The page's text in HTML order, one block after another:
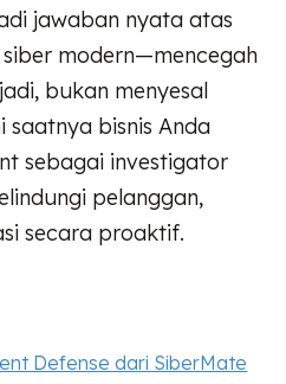
jawaban nyata atas
modern—mencegah
bukan menyesal
saatnya bisnis Anda
sebagai investigator
pelanggan,
secara proaktif.
Defense dari SiberMate